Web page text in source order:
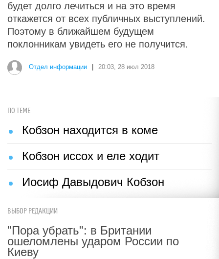
будет долго лечиться и на это время
откажется от всех публичных выступлений.
Поэтому в ближайшем будущем
поклонникам увидеть его не получится.
Отдел информации 20:03, 28 июл 2018
ПО ТЕМЕ
Кобзон находится в коме
Кобзон иссох и еле ходит
Иосиф Давыдович Кобзон
ВЫБОР РЕДАКЦИИ
"Пора убрать": в Британии
ошеломлены ударом России по
Киеву